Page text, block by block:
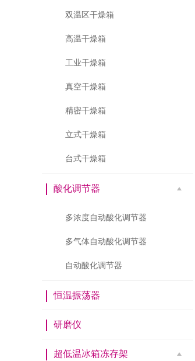
双温区干燥箱
高温干燥箱
工业干燥箱
真空干燥箱
精密干燥箱
立式干燥箱
台式干燥箱
酸化调节器
多浓度自动酸化调节器
多气体自动酸化调节器
自动酸化调节器
恒温振荡器
研磨仪
超低温冰箱冻存架